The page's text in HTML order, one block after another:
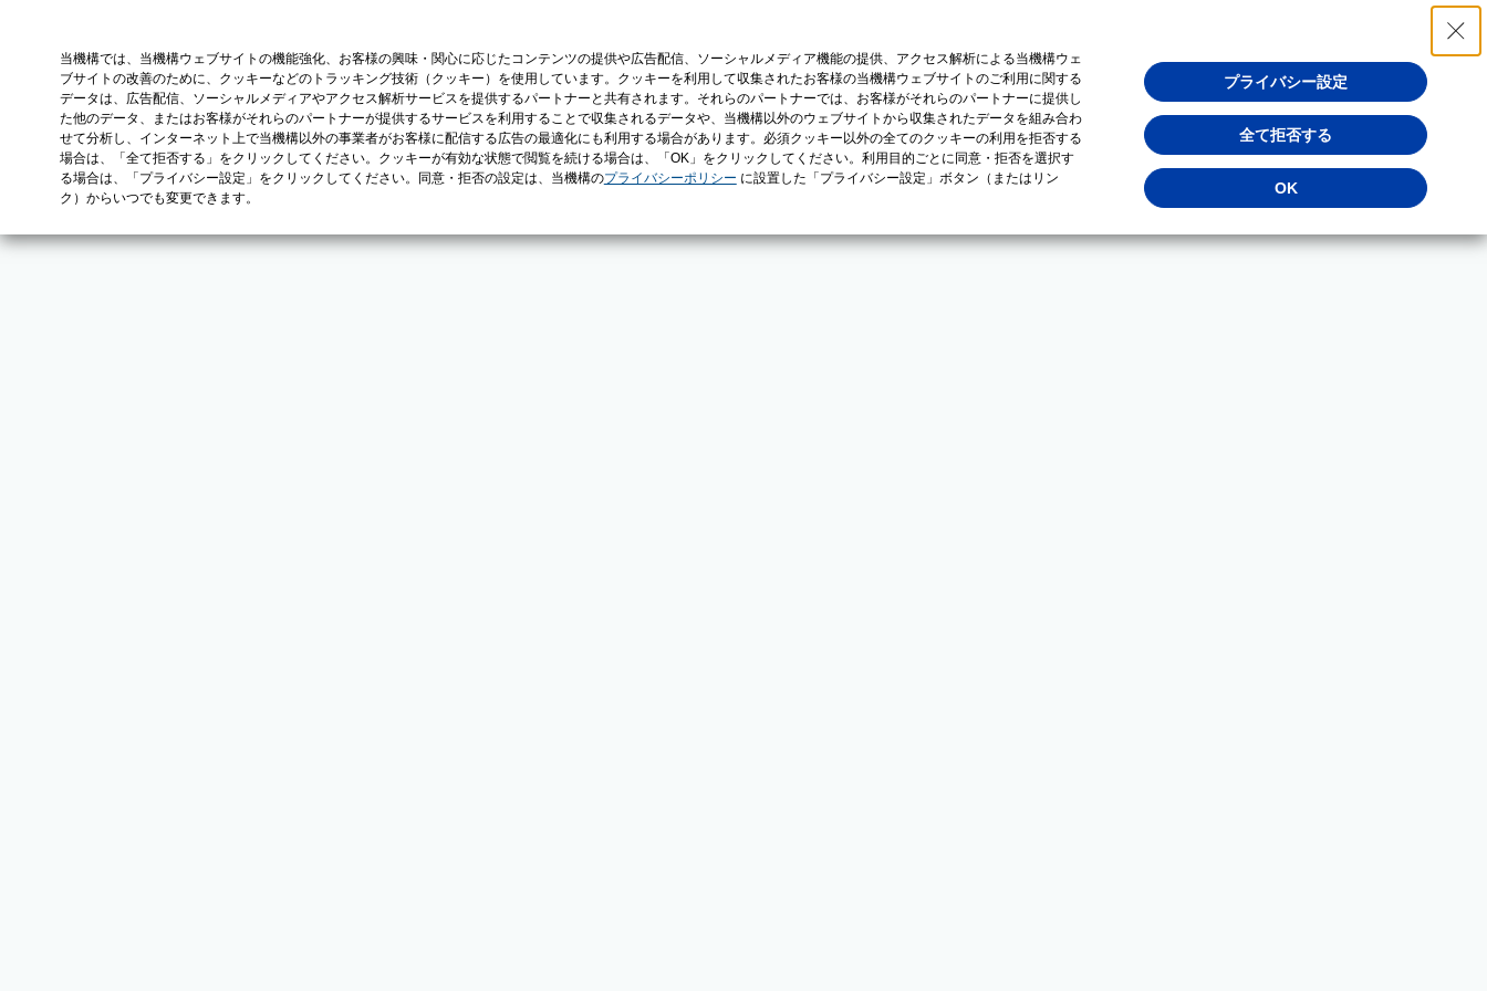
当機構では、当機構ウェブサイトの機能強化、お客様の興味・関心に応じたコンテンツの提供や広告配信、ソーシャルメディア機能の提供、アクセス解析による当機構ウェ
ブサイトの改善のために、クッキーなどのトラッキング技術（クッキー）を使用しています。クッキーを利用して収集されたお客様の当機構ウェブサイトのご利用に関する
データは、広告配信、ソーシャルメディアやアクセス解析サービスを提供するパートナーと共有されます。それらのパートナーでは、お客様がそれらのパートナーに提供し
た他のデータ、またはお客様がそれらのパートナーが提供するサービスを利用することで収集されるデータや、当機構以外のウェブサイトから収集されたデータを組み合わ
せて分析し、インターネット上で当機構以外の事業者がお客様に配信する広告の最適化にも利用する場合があります。必須クッキー以外の全てのクッキーの利用を拒否する
場合は、「全て拒否する」をクリックしてください。クッキーが有効な状態で閲覧を続ける場合は、「OK」をクリックしてください。利用目的ごとに同意・拒否を選択す
る場合は、「プライバシー設定」をクリックしてください。同意・拒否の設定は、当機構のプライバシーポリシー に設置した「プライバシー設定」ボタン（またはリン
ク）からいつでも変更できます。
プライバシー設定
全て拒否する
OK